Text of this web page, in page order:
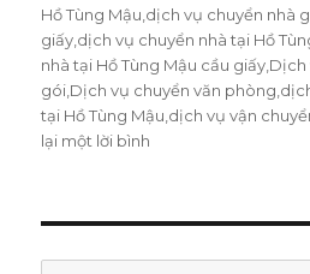
Hồ Tùng Mậu dịch vụ chuyển nhà
giấy dịch vụ chuyển nhà tại Hồ
nhà tại Hồ Tùng Mậu cầu giấy Dịch
gói Dịch vụ chuyển văn phòng
tại Hồ Tùng Mậu dịch vụ vận
lại một lời bình
Hồ